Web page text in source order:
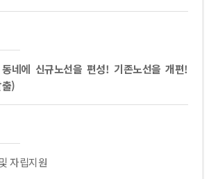
네에 신규노선을 편성! 기존노선을 개편!
)
자립지원